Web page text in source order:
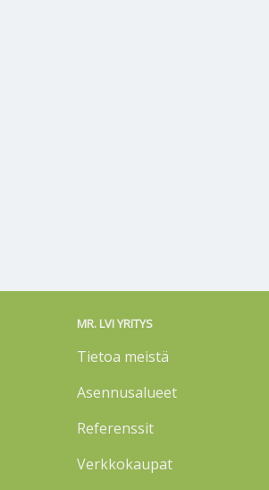
MR. LVI YRITYS
Tietoa meistä
Asennusalueet
Referenssit
Verkkokaupat